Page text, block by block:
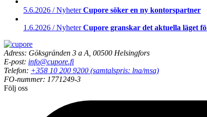
5.6.2026 / NyheterCupore söker en ny kontorspartner
1.6.2026 / NyheterCupore granskar det aktuella läget
Adress: Göksgränden 3 a A, 00500 Helsingfors
E-post: info@cupore.fi
Telefon: +358 10 200 9200 (samtalspris: lna/msa)
FO-nummer: 1771249-3
Följ oss